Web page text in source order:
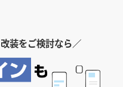
装をご検討なら／